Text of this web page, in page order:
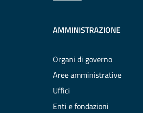
AMMINISTRAZIONE
Organi di governo
Aree amministrative
Uffici
Enti e fondazioni